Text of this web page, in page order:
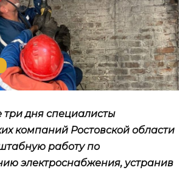
три дня специалисты
компаний Ростовской области
работу по
электроснабжения, устранив